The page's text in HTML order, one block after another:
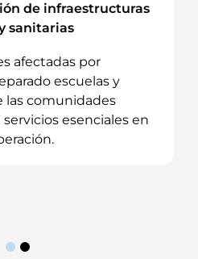
de infraestructuras
sanitarias
afectadas por
escuelas y
las comunidades
esenciales en